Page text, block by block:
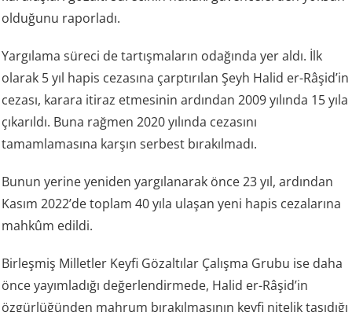
olduğunu raporladı.
Yargılama süreci de tartışmaların odağında yer aldı. İlk
olarak 5 yıl hapis cezasına çarptırılan Şeyh Halid er-Râşid’in
cezası, karara itiraz etmesinin ardından 2009 yılında 15 yıla
çıkarıldı. Buna rağmen 2020 yılında cezasını
tamamlamasına karşın serbest bırakılmadı.
Bunun yerine yeniden yargılanarak önce 23 yıl, ardından
Kasım 2022’de toplam 40 yıla ulaşan yeni hapis cezalarına
mahkûm edildi.
Birleşmiş Milletler Keyfi Gözaltılar Çalışma Grubu ise daha
önce yayımladığı değerlendirmede, Halid er-Râşid’in
özgürlüğünden mahrum bırakılmasının keyfi nitelik taşıdığı